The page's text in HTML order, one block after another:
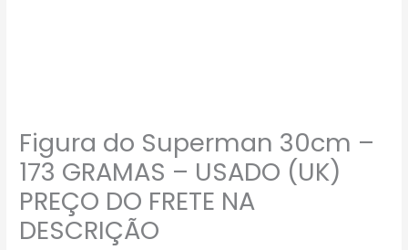
Figura do Superman 30cm –
173 GRAMAS – USADO (UK)
PREÇO DO FRETE NA
DESCRIÇÃO